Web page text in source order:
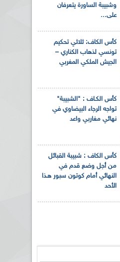
وشبيبة الساورة يتعرفان
على...
كأس الكاف: ثلاثي تحكيم
تونسي لذهاب الكناري –
الجيش الملكي المغربي
كأس الكـاف : "الشبيبة"
تواجه الرجاء البيضاوي في
نهائي مغاربي واعد
كأس الكاف : شبيبة القبائل
من أجل وضع قدم في
النهائي أمام كوتون سبور هـذا
الأحد